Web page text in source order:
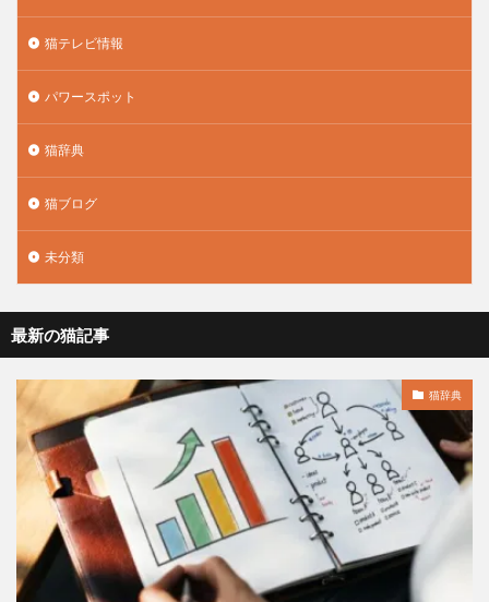
猫テレビ情報
パワースポット
猫辞典
猫ブログ
未分類
最新の猫記事
猫辞典